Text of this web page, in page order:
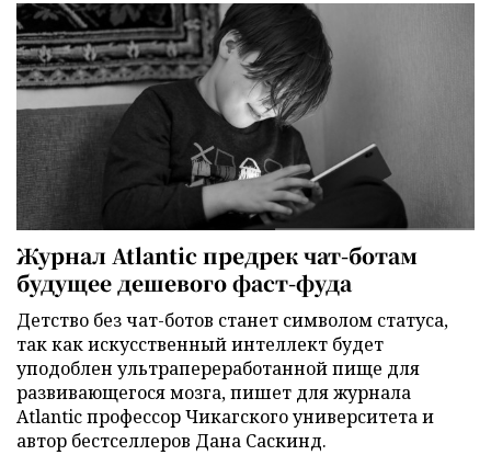
Журнал Atlantic предрек чат-ботам
будущее дешевого фаст-фуда
Детство без чат-ботов станет символом статуса,
так как искусственный интеллект будет
уподоблен ультрапереработанной пище для
развивающегося мозга, пишет для журнала
Atlantic профессор Чикагского университета и
автор бестселлеров Дана Саскинд.